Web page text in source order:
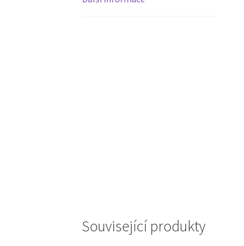
Související produkty